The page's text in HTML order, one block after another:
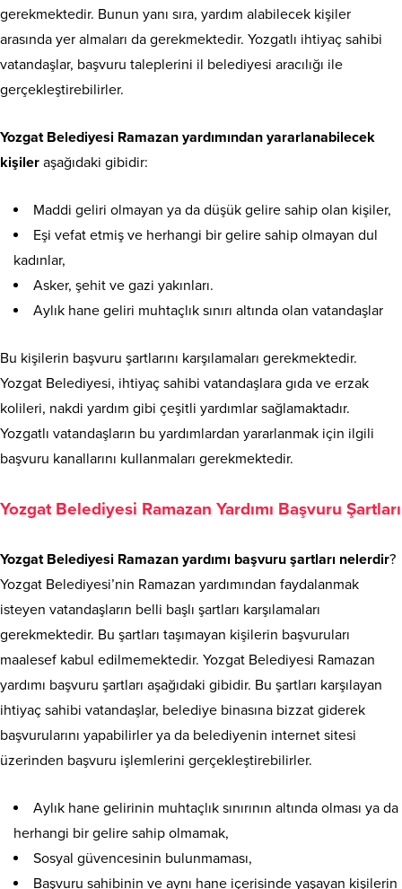
gerekmektedir. Bunun yanı sıra, yardım alabilecek kişiler
arasında yer almaları da gerekmektedir. Yozgatlı ihtiyaç sahibi
vatandaşlar, başvuru taleplerini il belediyesi aracılığı ile
gerçekleştirebilirler.
Yozgat Belediyesi Ramazan yardımından yararlanabilecek
kişiler aşağıdaki gibidir:
Maddi geliri olmayan ya da düşük gelire sahip olan kişiler,
Eşi vefat etmiş ve herhangi bir gelire sahip olmayan dul
kadınlar,
Asker, şehit ve gazi yakınları.
Aylık hane geliri muhtaçlık sınırı altında olan vatandaşlar
Bu kişilerin başvuru şartlarını karşılamaları gerekmektedir.
Yozgat Belediyesi, ihtiyaç sahibi vatandaşlara gıda ve erzak
kolileri, nakdi yardım gibi çeşitli yardımlar sağlamaktadır.
Yozgatlı vatandaşların bu yardımlardan yararlanmak için ilgili
başvuru kanallarını kullanmaları gerekmektedir.
Yozgat Belediyesi Ramazan Yardımı Başvuru Şartları
Yozgat Belediyesi Ramazan yardımı başvuru şartları nelerdir?
Yozgat Belediyesi’nin Ramazan yardımından faydalanmak
isteyen vatandaşların belli başlı şartları karşılamaları
gerekmektedir. Bu şartları taşımayan kişilerin başvuruları
maalesef kabul edilmemektedir. Yozgat Belediyesi Ramazan
yardımı başvuru şartları aşağıdaki gibidir. Bu şartları karşılayan
ihtiyaç sahibi vatandaşlar, belediye binasına bizzat giderek
başvurularını yapabilirler ya da belediyenin internet sitesi
üzerinden başvuru işlemlerini gerçekleştirebilirler.
Aylık hane gelirinin muhtaçlık sınırının altında olması ya da
herhangi bir gelire sahip olmamak,
Sosyal güvencesinin bulunmaması,
Başvuru sahibinin ve aynı hane içerisinde yaşayan kişilerin